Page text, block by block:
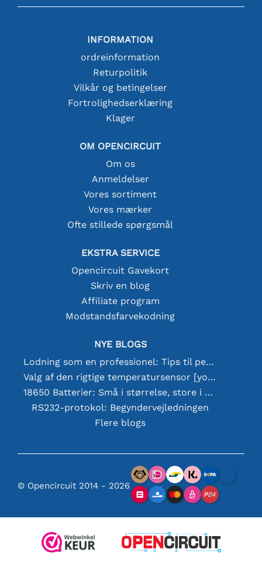
INFORMATION
ordreinformation
Returpolitik
Vilkår og betingelser
Fortrolighedserklæring
Klager
OM OPENCIRCUIT
Om os
Anmeldelser
Vores sortiment
Vores mærker
Ofte stillede spørgsmål
EKSTRA SERVICE
Opencircuit Gavekort
Skriv en blog
Affiliate program
Modstandsfarvekodning
NYE BLOGS
Lodning som en professionel: Tips til perfekte elektroniske forbindelser
Valg af den rigtige temperatursensor [youtube]
18650 Batterier: Små i størrelse, store i ydeevne
RS232-protokol: Begyndervejledningen
Flere blogs
© Opencircuit 2014 - 2026